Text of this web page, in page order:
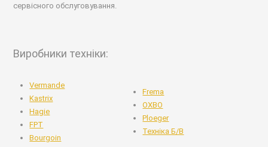
сервісного обслуговування.
Виробники техніки:
Vermande
Kastrix
Hagie
FPT
Bourgoin
Frema
OXBO
Ploeger
Техніка Б/В